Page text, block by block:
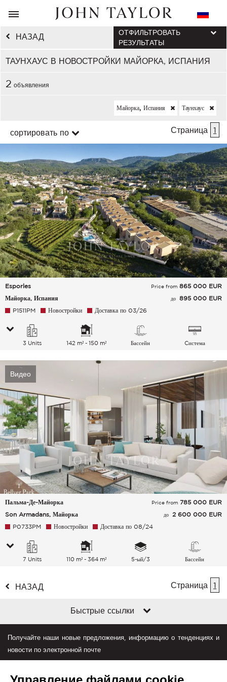
НАЗАД
ТАУНХАУС В НОВОСТРОЙКИ МАЙОРКА, ИСПАНИЯ
ОТФИЛЬТРОВАТЬ
РЕЗУЛЬТАТЫ
2 объявления
Майорка, Испания Таунхаус
сортировать по Страница 1
Esporles
Майорка, Испания
Price from 865 000 EUR
до 895 000 EUR
P1511PM
Новостройки Доставка по 03/26
3 Units 142 m² - 150 m² Бассейн
Cистема
Видео
Пальма-Де-Майорка
Son Armadans, Майорка
Price from 785 000 EUR
до 2 600 000 EUR
P0733PM
Новостройки Доставка по 08/24
7 Units 110 m² - 364 m² 5-ый/3 Бассейн
НАЗАД Страница 1
Быстрые ссылки
Получайте наши новые предложения, информацию о тенденциях и
новости по электронной почте